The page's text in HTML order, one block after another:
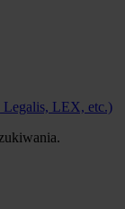
Legalis, LEX, etc.)